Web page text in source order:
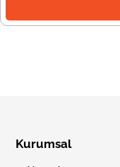
Kurumsal